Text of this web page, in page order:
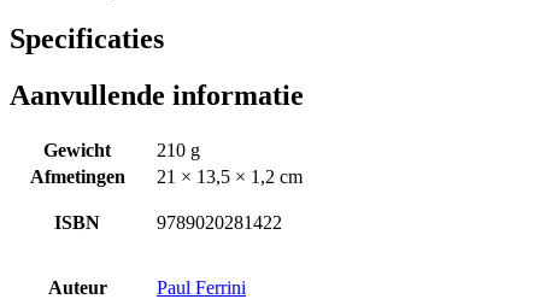
Specificaties
Aanvullende informatie
Gewicht
210 g
Afmetingen
21 × 13,5 × 1,2 cm
ISBN 9789020281422
Auteur Paul Ferrini